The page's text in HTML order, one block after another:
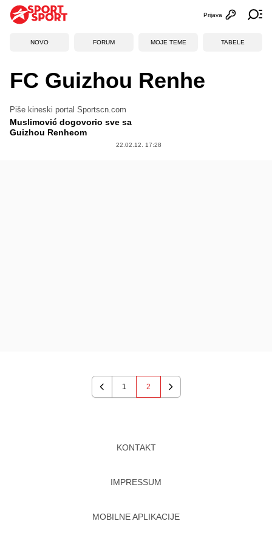
Otvori
Prijava
NOVO FORUM MOJE TEME TABELE
FC Guizhou Renhe
Piše kineski portal Sportscn.com
Muslimović dogovorio sve sa
Guizhou Renheom
22.02.12. 17:28
Previous
1 2
Next
KONTAKT
IMPRESSUM
MOBILNE APLIKACIJE